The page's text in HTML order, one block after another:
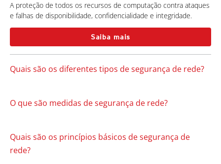
A proteção de todos os recursos de computação contra ataques
e falhas de disponibilidade, confidencialidade e integridade.
Saiba mais
Quais são os diferentes tipos de segurança de rede?
O que são medidas de segurança de rede?
Quais são os princípios básicos de segurança de
rede?